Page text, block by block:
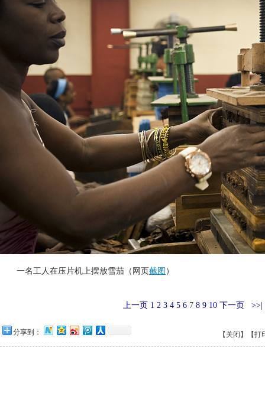
一名工人在压片机上摆放雪茄（网页截图 ）
上一页 1 2 3 4 5 6 7 8 9 10 下一页 >>|
分享到： 【关闭】 【打